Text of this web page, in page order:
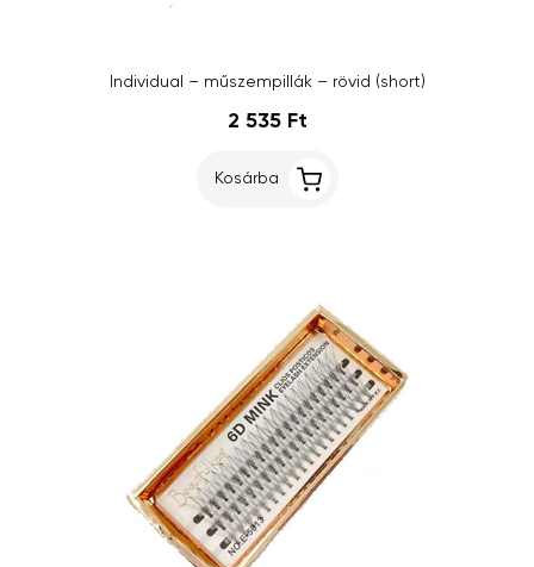
Individual – műszempillák – rövid (short)
2 535 Ft
Kosárba